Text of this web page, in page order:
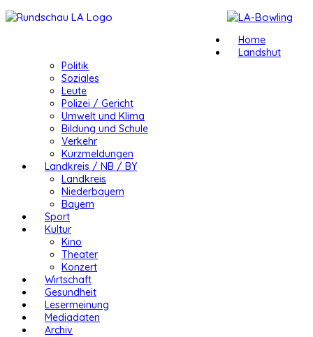
Home
Landshut
Politik
Soziales
Leute
Polizei / Gericht
Umwelt und Klima
Bildung und Schule
Verkehr
Kurzmeldungen
Landkreis / NB / BY
Landkreis
Niederbayern
Bayern
Sport
Kultur
Kino
Theater
Konzert
Wirtschaft
Gesundheit
Lesermeinung
Mediadaten
Archiv